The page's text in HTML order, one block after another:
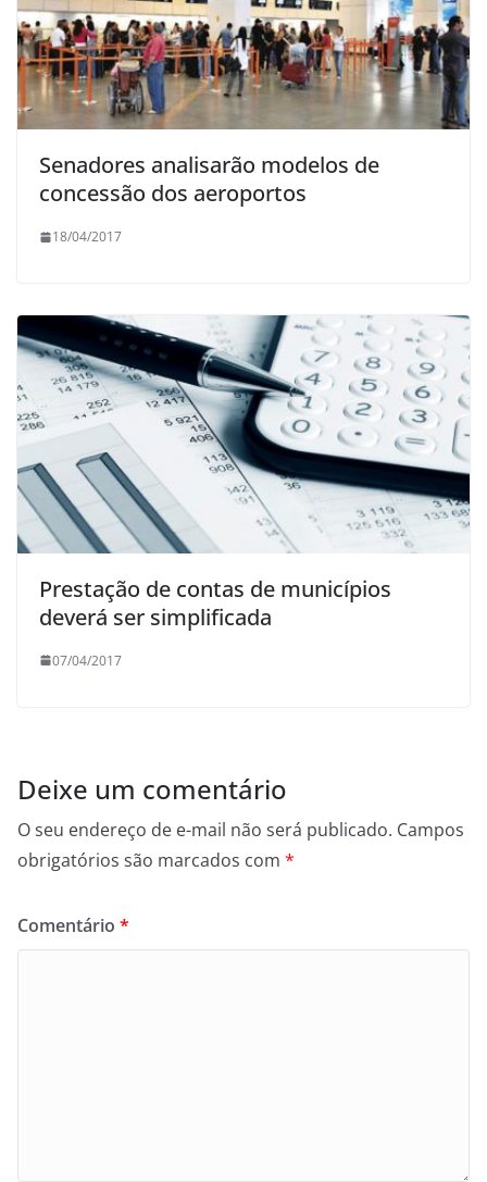
Senadores analisarão modelos de
concessão dos aeroportos
18/04/2017
Prestação de contas de municípios
deverá ser simplificada
07/04/2017
Deixe um comentário
O seu endereço de e-mail não será publicado. Campos
obrigatórios são marcados com *
Comentário *